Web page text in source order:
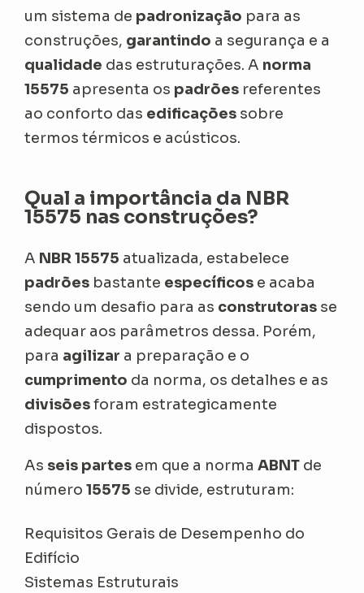
um sistema de padronização para as
construções, garantindo a segurança e a
qualidade das estruturações. A norma
15575 apresenta os padrões referentes
ao conforto das edificações sobre
termos térmicos e acústicos.
Qual a importância da NBR
15575 nas construções?
A NBR 15575 atualizada, estabelece
padrões bastante específicos e acaba
sendo um desafio para as construtoras se
adequar aos parâmetros dessa. Porém,
para agilizar a preparação e o
cumprimento da norma, os detalhes e as
divisõesforam estrategicamente
dispostos.
As seis partes em que a normaABNT de
número15575 se divide, estruturam:
Requisitos Gerais de Desempenho do
Edifício
Sistemas Estruturais